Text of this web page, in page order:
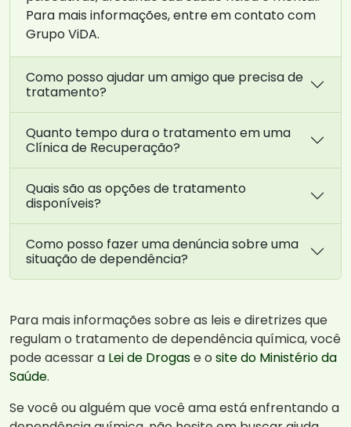
Para mais informações, entre em contato com
Grupo ViDA.
Como posso ajudar um amigo que precisa de
tratamento?
Quanto tempo dura o tratamento em uma
Clínica de Recuperação?
Quais são as opções de tratamento
disponíveis?
Como posso fazer uma denúncia sobre uma
situação de dependência?
Para mais informações sobre as leis e diretrizes que
regulam o tratamento de dependência química, você
pode acessar a Lei de Drogase o site do Ministério da
Saúde.
Se você ou alguém que você ama está enfrentando a